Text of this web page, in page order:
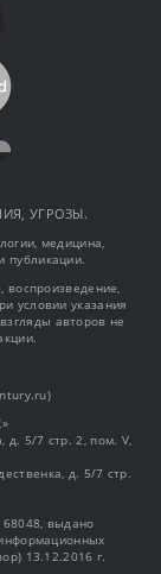
УГРОЗЫ.
медицина,
публикации.
воспроизведение,
условии указания
авторов не
д. 5/7 стр. 2, пом. V,
д. 5/7 стр.
выдано
13.12.2016 г.